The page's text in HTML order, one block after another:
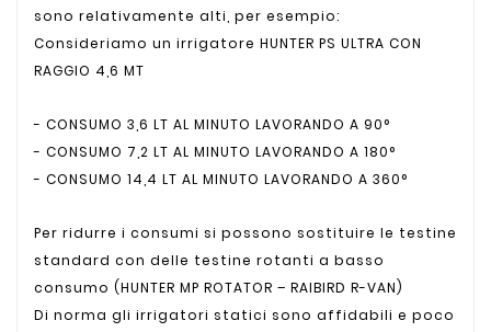
sono relativamente alti, per esempio:
Consideriamo un irrigatore HUNTER PS ULTRA CON
RAGGIO 4,6 MT
- CONSUMO 3,6 LT AL MINUTO LAVORANDO A 90°
- CONSUMO 7,2 LT AL MINUTO LAVORANDO A 180°
- CONSUMO 14,4 LT AL MINUTO LAVORANDO A 360°
Per ridurre i consumi si possono sostituire le testine
standard con delle testine rotanti a basso
consumo (HUNTER MP ROTATOR – RAIBIRD R-VAN)
Di norma gli irrigatori statici sono affidabili e poco